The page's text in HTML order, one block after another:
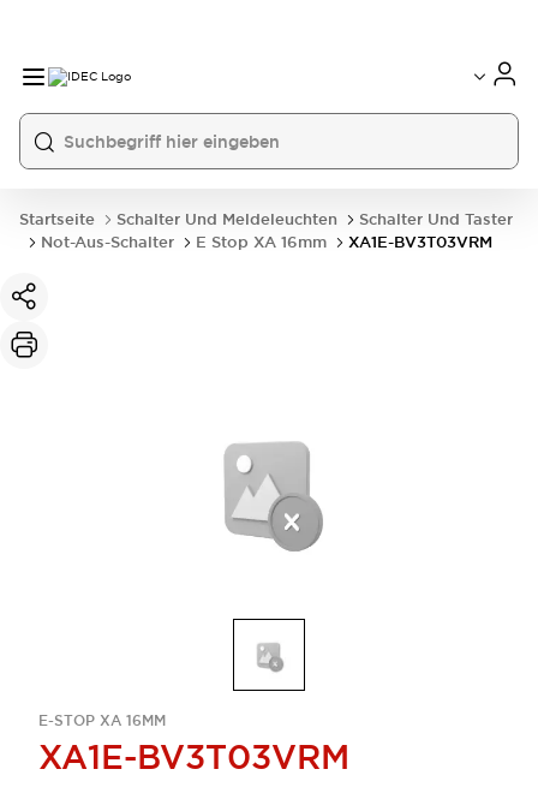
Startseite Schalter Und Meldeleuchten
Schalter Und Taster
Not-Aus-Schalter
E Stop XA 16mm XA1E-BV3T03VRM
E-STOP XA 16MM
XA1E-BV3T03VRM